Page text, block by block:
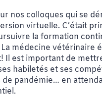
nos colloques qui se
virtuelle. C’était
la formation
médecine vétérinaire
Il est important de
habiletés et ses
pandémie… en